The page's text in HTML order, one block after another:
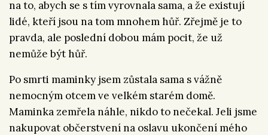
na to, abych se s tím vyrovnala sama, a že existují
lidé, kteří jsou na tom mnohem hůř. Zřejmě je to
pravda, ale poslední dobou mám pocit, že už
nemůže být hůř.
Po smrti maminky jsem zůstala sama s vážně
nemocným otcem ve velkém starém domě.
Maminka zemřela náhle, nikdo to nečekal. Jeli jsme
nakupovat občerstvení na oslavu ukončení mého